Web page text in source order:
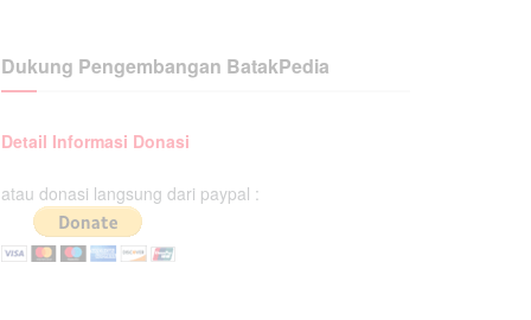
Dukung Pengembangan BatakPedia
Detail Informasi Donasi
atau donasi langsung dari paypal :